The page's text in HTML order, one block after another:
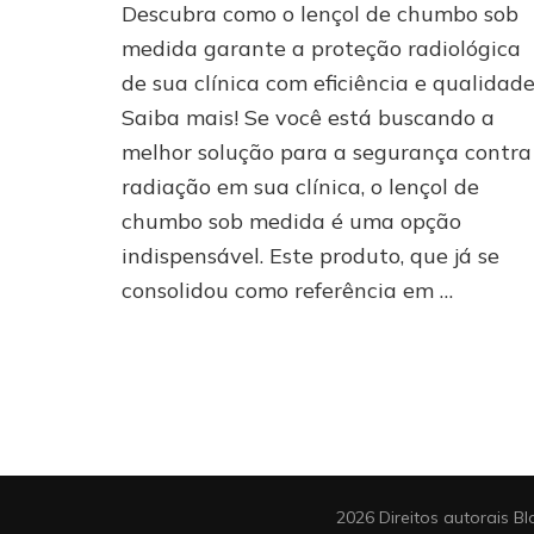
chumbo
sob
medida
para
sua
clínica:
entenda
tudo
esse
produto
Descubra como o lençol de chumbo sob
medida garante a proteção radiológica
de sua clínica com eficiência e
Saiba mais! Se você está buscando a
melhor solução para a segurança contra
radiação em sua clínica, o lençol de
chumbo sob medida é uma opção
indispensável. Este produto, que já se
consolidou como referência em …
2026 Direitos autorais